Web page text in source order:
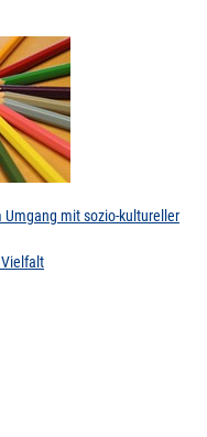
mit sozio-kultureller